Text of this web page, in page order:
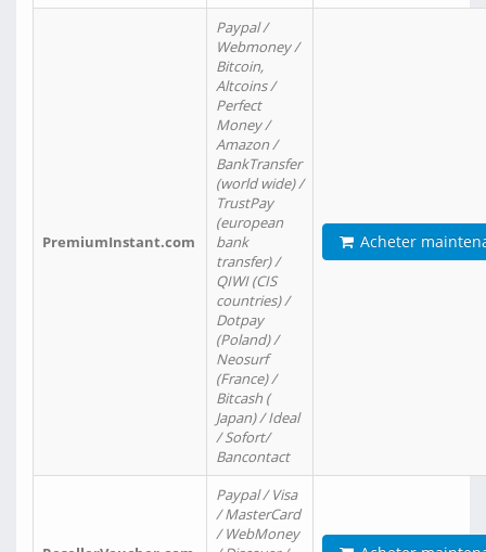
PremiumInstant.com
Paypal /
Webmoney /
Bitcoin,
Altcoins /
Perfect
Money /
Amazon /
BankTransfer
(world wide) /
TrustPay
(european
bank
transfer) /
QIWI (CIS
countries) /
Dotpay
(Poland) /
Neosurf
(France) /
Bitcash (
Japan) / Ideal
/ Sofort/
Bancontact
Acheter
Paypal / Visa
/ MasterCard
/ WebMoney